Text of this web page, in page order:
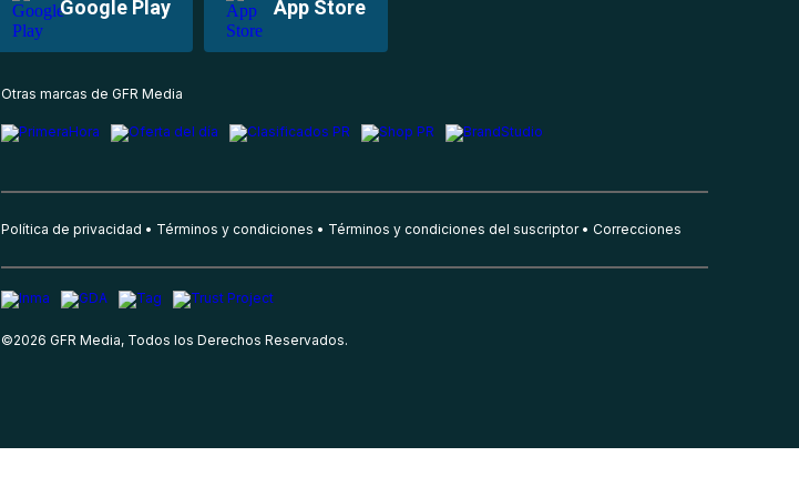
Google Play App Store
Otras marcas de GFR Media
Política de privacidad Términos y condiciones Términos y condiciones del suscriptor Correcciones
©2026 GFR Media, Todos los Derechos Reservados.